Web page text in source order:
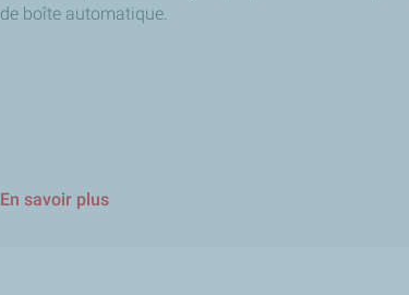
de boîte automatique.
En savoir plus